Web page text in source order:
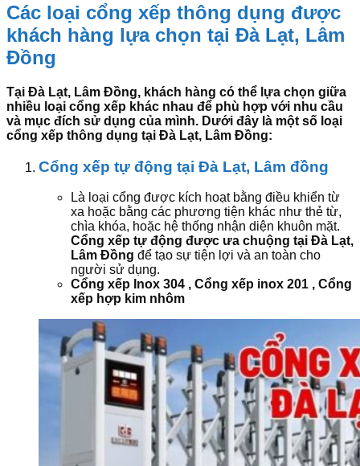
Các loại cổng xếp thông dụng được
khách hàng lựa chọn tại Đà Lạt, Lâm
Đồng
Tại Đà Lạt, Lâm Đồng, khách hàng có thể lựa chọn giữa
nhiều loại cổng xếp khác nhau để phù hợp với nhu cầu
và mục đích sử dụng của mình. Dưới đây là một số loại
cổng xếp thông dụng tại Đà Lạt, Lâm Đồng:
Cổng xếp tự động tại Đà Lạt, Lâm đồng
Là loại cổng được kích hoạt bằng điều khiển từ
xa hoặc bằng các phương tiện khác như thẻ từ,
chìa khóa, hoặc hệ thống nhận diện khuôn mặt.
Cổng xếp tự động được ưa chuộng tại Đà Lạt,
Lâm Đồng để tạo sự tiện lợi và an toàn cho
người sử dụng.
Cổng xếp Inox 304 , Cổng xếp inox 201 , Cổng
xếp hợp kim nhôm